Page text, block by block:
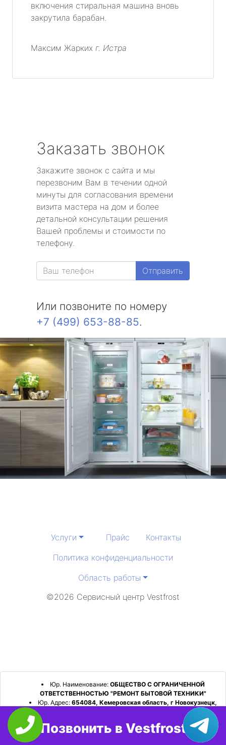
включения стиральная машина вновь
закрутила барабан.
Максим Жарких г. Истра
Заказать звонок
Закажите звонок с сайта и мы
перезвоним Вам в течении одной
минуты для согласования времени
визита мастера на дом и более
детальной консультации решения
Вашей проблемы и стоимости по
телефону.
Отправить
Или позвоните по номеру
+7 (499) 653-88-85.
Услуги Прайс
Контакты
Политика конфиденциальности
Область работы
©2026 Сервисный центр Vestfrost
Юр. Наименование: ОБЩЕСТВО С ОГРАНИЧЕННОЙ
ОТВЕТСТВЕННОСТЬЮ "РЕМОНТ БЫТОВОЙ ТЕХНИКИ"
Юр. Адрес: 654084, Кемеровская область, г Новокузнецк,
р-н Орджоникидзевский, пр-кт Шахтеров, д. 31, кв. 2
ИНН:4253052180 ОГРН:1224200006128
Позвонить в Vestfrost